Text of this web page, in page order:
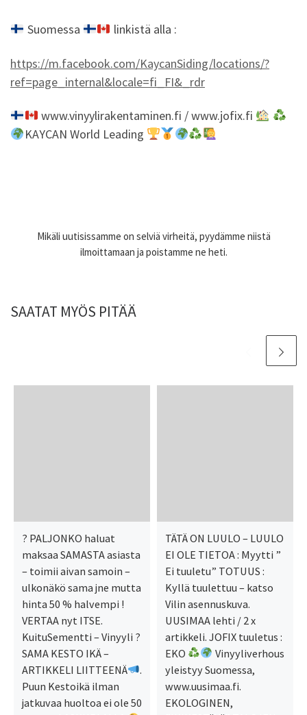
Suomessa linkistä alla :
https://m.facebook.com/KaycanSiding/locations/?
ref=page_internal&locale=fi_FI&_rdr
www.vinyylirakentaminen.fi / www.jofix.fi
KAYCAN World Leading
Mikäli uutisissamme on selviä virheitä, pyydämme niistä
ilmoittamaan ja poistamme ne heti.
SAATAT MYÖS PITÄÄ
? PALJONKO haluat
maksaa SAMASTA asiasta
– toimii aivan samoin –
ulkonäkö sama jne mutta
hinta 50 % halvempi !
VERTAA nyt ITSE.
KuituSementti – Vinyyli ?
SAMA KESTO IKÄ –
ARTIKKELI LIITTEENÄ
.
Puun Kestoikä ilman
jatkuvaa huoltoa ei ole 50
TÄTÄ ON LUULO – LUULO
EI OLE TIETOA : Myytti ”
Ei tuuletu” TOTUUS :
Kyllä tuulettuu – katso
Vilin asennuskuva.
UUSIMAA lehti / 2 x
artikkeli. JOFIX tuuletus :
EKO
Vinyyliverhous
yleistyy Suomessa,
www.uusimaa.fi.
EKOLOGINEN,